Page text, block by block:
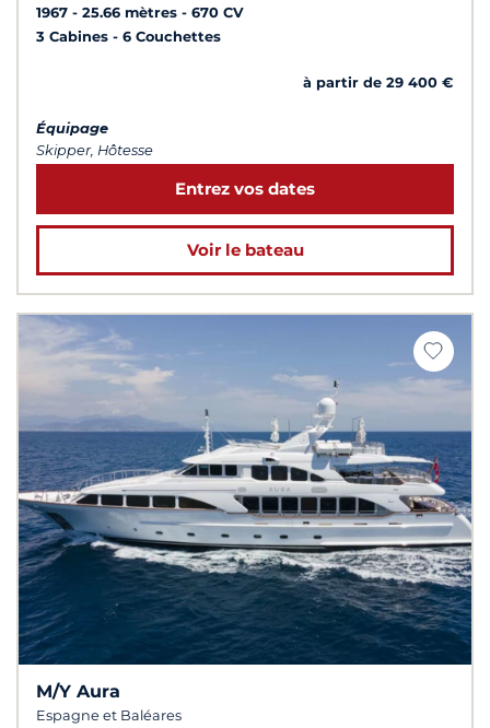
1967 25.66 mètres
670 CV
3 Cabines
6 Couchettes
à partir de 29 400 €
Équipage
Skipper, Hôtesse
Entrez vos dates
Voir le bateau
M/Y Aura
Espagne et Baléares